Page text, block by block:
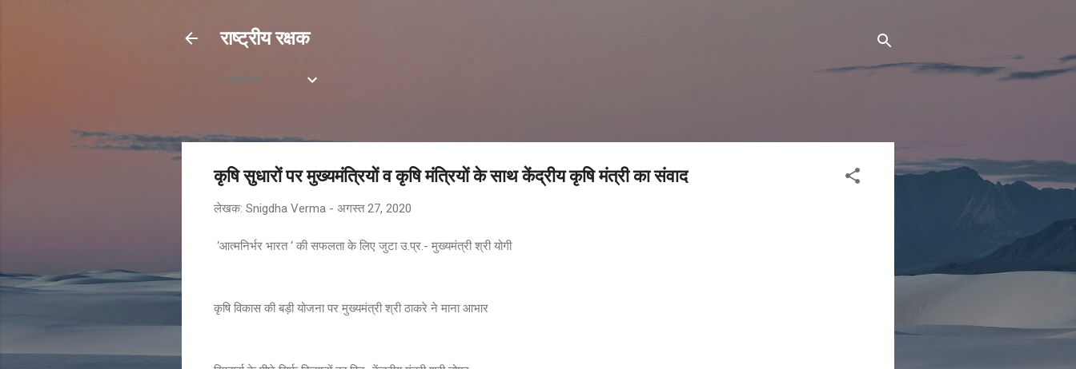
राष्ट्रीय रक्षक
Labels
कृषि सुधारों पर मुख्यमंत्रियों व कृषि मंत्रियों के साथ केंद्रीय कृषि मंत्री का संवाद
लेखक: Snigdha Verma - अगस्त 27, 2020
‘आत्मनिर्भर भारत ‘ की सफलता के लिए जुटा उ.प्र.- मुख्यमंत्री श्री योगी
कृषि विकास की बड़ी योजना पर मुख्यमंत्री श्री ठाकरे ने माना आभार